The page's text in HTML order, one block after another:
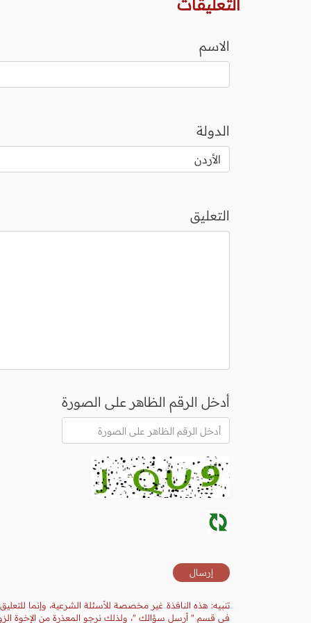
التعليقات
الاسم
الدولة
التعليق
أدخل الرقم الظاهر على الصورة
تنبيه: هذه النافذة غير مخصصة للأسئلة الشرعية، وإنما
في قسم " أرسل سؤالك "، ولذلك نرجو المعذرة من الإخوة